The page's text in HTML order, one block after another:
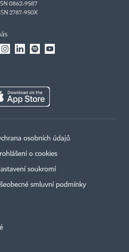
0862-9587
2787-950X
osobních údajů
o cookies
soukromí
smluvní podmínky